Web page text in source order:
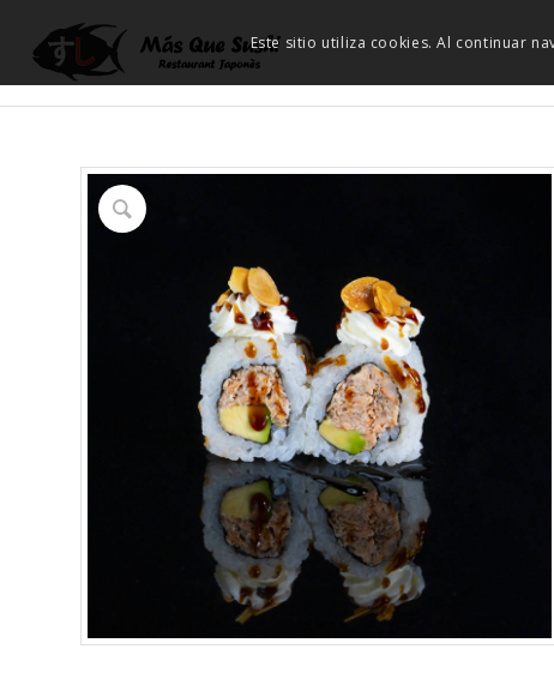
Este sitio utiliza cookies. Al continuar